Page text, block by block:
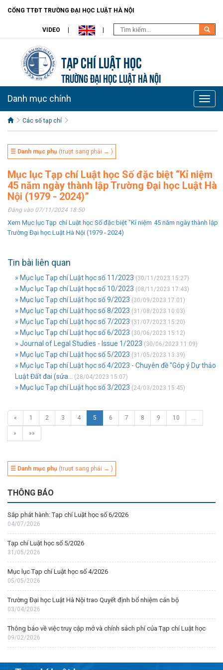
CỔNG TTĐT TRƯỜNG ĐẠI HỌC LUẬT HÀ NỘI
VIDEO
Tạp chí Luật học
TRƯỜNG ĐẠI HỌC LUẬT HÀ NỘI
Toggle
Danh mục chính
Các số tạp chí
☰ Danh mục phụ (trượt sang phải → )
Mục lục Tạp chí Luật học Số đặc biệt “Kỉ niệm
45 năm ngày thành lập Trường Đại học Luật Hà
Nội (1979 - 2024)”
Đăng vào 07/11/2024 18:50
Xem Mục lục Tạp chí Luật học Số đặc biệt "Kỉ niệm 45 năm ngày thành lập
Trường Đại học Luật Hà Nội (1979 - 2024)
Tin bài liên quan
» Mục lục Tạp chí Luật học số 11/2023 (30/11/2023 15:27)
» Mục lục Tạp chí Luật học số 10/2023 (08/11/2023 17:43)
» Mục lục Tạp chí Luật học số 9/2023 (30/09/2023 17:01)
» Mục lục Tạp chí Luật học số 8/2023 (31/08/2023 10:03)
» Mục lục Tạp chí Luật học số 7/2023 (31/07/2023 15:20)
» Mục lục Tạp chí Luật học số 6/2023 (30/06/2023 15:12)
» Journal of Legal Studies - Issue 1/2023 (30/06/2023 11:09)
» Mục lục Tạp chí Luật học số 5/2023 (31/05/2023 13:39)
» Mục lục Tạp chí Luật học số 4/2023 - Chuyên đề "Góp ý Dự thảo
Luật Đất đai (sửa...
(28/04/2023 15:07)
» Mục lục Tạp chí Luật học số 3/2023 (24/03/2023 15:45)
« 1 2 3 4 5 6 7 8 9 10 …
» »»
☰ Danh mục phụ (trượt sang phải → )
THÔNG BÁO
Sắp phát hành: Tạp chí Luật học số 6/2026
04/07/2026
Tạp chí Luật học số 5/2026
31/05/2026
Mục lục Tạp chí Luật học số 4/2026
05/05/2026
Trường Đại học Luật Hà Nội trao Quyết định bổ nhiệm cán bộ
03/04/2026
Thông báo về việc truy cập mở và chính sách phí của Tạp chí Luật học
09/02/2026